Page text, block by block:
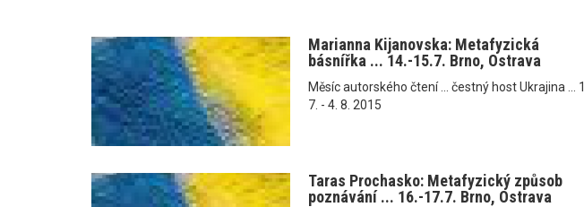
Marianna Kijanovska: Metafyzická
básnířka ... 14.-15.7. Brno, Ostrava
Měsíc autorského čtení ... čestný host Ukrajina ... 1.
7. - 4. 8. 2015
Taras Prochasko: Metafyzický způsob
poznávání ... 16.-17.7. Brno, Ostrava